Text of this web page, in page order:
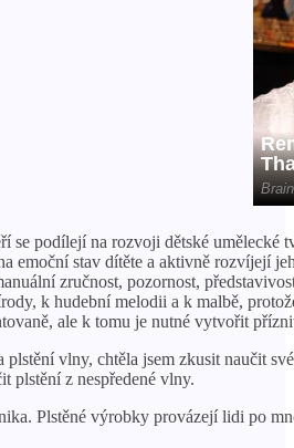
se podílejí na rozvoji dětské
emoční stav dítěte a aktivně rozvíjejí
zručnost, pozornost,
k hudební melodii a k ​​malbě,
ale k tomu je nutné vytvořit
plstění vlny, chtěla jsem zkusit naučit
plstění z nespředené vlny.
Plstěné výrobky provázejí lidi po